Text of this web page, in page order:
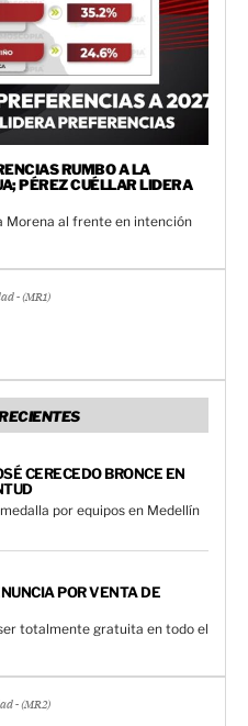
RUMBO A LA
PÉREZ CUÉLLAR LIDERA
Morena al frente en intención
- (MR1)
CERECEDO BRONCE EN
por equipos en Medellín
POR VENTA DE
totalmente gratuita en todo el
- (MR2)